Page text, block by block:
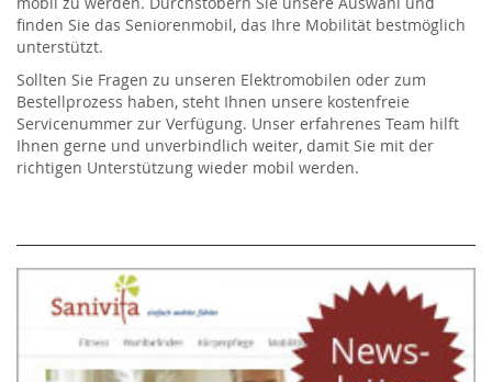
finden Sie das Seniorenmobil, das Ihre Mobilität bestmöglich
unterstützt.
Sollten Sie Fragen zu unseren Elektromobilen oder zum
Bestellprozess haben, steht Ihnen unsere kostenfreie
Servicenummer zur Verfügung. Unser erfahrenes Team hilft
Ihnen gerne und unverbindlich weiter, damit Sie mit der
richtigen Unterstützung wieder mobil werden.